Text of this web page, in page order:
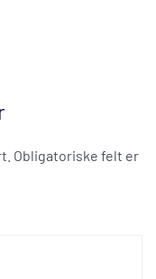
Obligatoriske felt er